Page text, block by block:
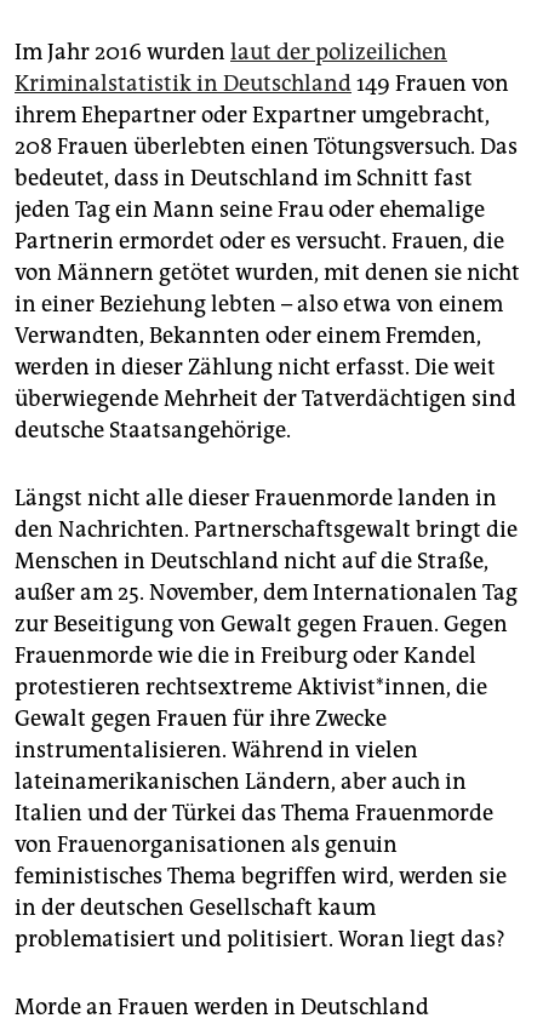
Im Jahr 2016 wurden laut der polizeilichen
Kriminalstatistik in Deutschland149 Frauen von
ihrem Ehepartner oder Expartner umgebracht,
208 Frauen überlebten einen Tötungsversuch. Das
bedeutet, dass in Deutschland im Schnitt fast
jeden Tag ein Mann seine Frau oder ehemalige
Partnerin ermordet oder es versucht. Frauen, die
von Männern getötet wurden, mit denen sie nicht
in einer Beziehung lebten – also etwa von einem
Verwandten, Bekannten oder einem Fremden,
werden in dieser Zählung nicht erfasst. Die weit
überwiegende Mehrheit der Tatverdächtigen sind
deutsche Staatsangehörige.
Längst nicht alle dieser Frauenmorde landen in
den Nachrichten. Partnerschaftsgewalt bringt die
Menschen in Deutschland nicht auf die Straße,
außer am 25. November, dem Internationalen Tag
zur Beseitigung von Gewalt gegen Frauen. Gegen
Frauenmorde wie die in Freiburg oder Kandel
protestieren rechtsextreme Aktivist*innen, die
Gewalt gegen Frauen für ihre Zwecke
instrumentalisieren. Während in vielen
lateinamerikanischen Ländern, aber auch in
Italien und der Türkei das Thema Frauenmorde
von Frauenorganisationen als genuin
feministisches Thema begriffen wird, werden sie
in der deutschen Gesellschaft kaum
problematisiert und politisiert. Woran liegt das?
Morde an Frauen werden in Deutschland